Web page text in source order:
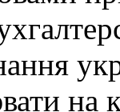
на